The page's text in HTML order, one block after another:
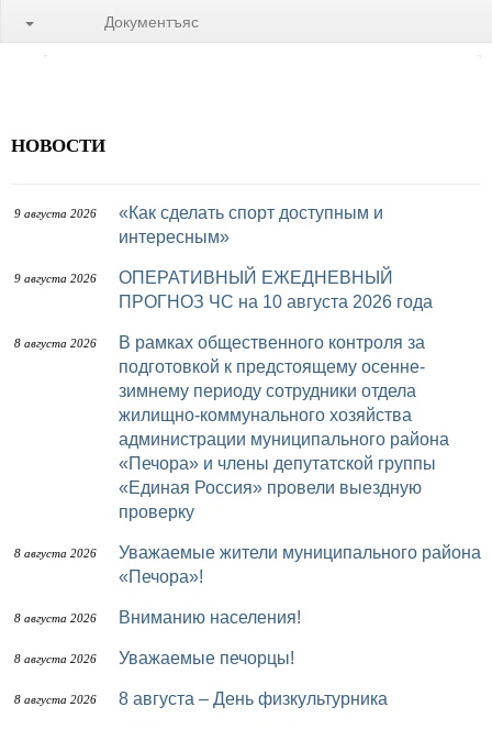
Документъяс
НОВОСТИ
9 августа 2026
«Как сделать спорт доступным и
интересным»
9 августа 2026
ОПЕРАТИВНЫЙ ЕЖЕДНЕВНЫЙ
ПРОГНОЗ ЧС на 10 августа 2026 года
8 августа 2026
В рамках общественного контроля за
подготовкой к предстоящему осенне-
зимнему периоду сотрудники отдела
жилищно-коммунального хозяйства
администрации муниципального района
«Печора» и члены депутатской группы
«Единая Россия» провели выездную
проверку
8 августа 2026
Уважаемые жители муниципального района
«Печора»!
8 августа 2026 Вниманию населения!
8 августа 2026 Уважаемые печорцы!
8 августа 2026 8 августа – День физкультурника